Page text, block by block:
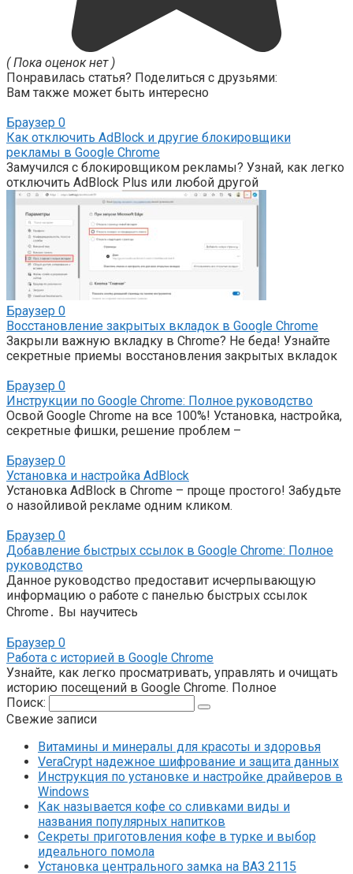
( Пока оценок нет )
Понравилась статья? Поделиться с друзьями:
Вам также может быть интересно
Браузер 0
Как отключить AdBlock и другие блокировщики
рекламы в Google Chrome
Замучился с блокировщиком рекламы? Узнай, как легко
отключить AdBlock Plus или любой другой
Браузер 0
Восстановление закрытых вкладок в Google Chrome
Закрыли важную вкладку в Chrome? Не беда! Узнайте
секретные приемы восстановления закрытых вкладок
Браузер 0
Инструкции по Google Chrome: Полное руководство
Освой Google Chrome на все 100%! Установка, настройка,
секретные фишки, решение проблем –
Браузер 0
Установка и настройка AdBlock
Установка AdBlock в Chrome – проще простого! Забудьте
о назойливой рекламе одним кликом.
Браузер 0
Добавление быстрых ссылок в Google Chrome: Полное
руководство
Данное руководство предоставит исчерпывающую
информацию о работе с панелью быстрых ссылок
Chrome․ Вы научитесь
Браузер 0
Работа с историей в Google Chrome
Узнайте, как легко просматривать, управлять и очищать
историю посещений в Google Chrome. Полное
Поиск:
Свежие записи
Витамины и минералы для красоты и здоровья
VeraCrypt надежное шифрование и защита данных
Инструкция по установке и настройке драйверов в
Windows
Как называется кофе со сливками виды и
названия популярных напитков
Секреты приготовления кофе в турке и выбор
идеального помола
Установка центрального замка на ВАЗ 2115